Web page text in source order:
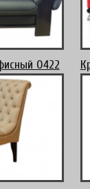
0422